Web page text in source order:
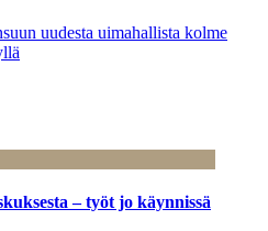
uudesta uimahallista kolme
– työt jo käynnissä